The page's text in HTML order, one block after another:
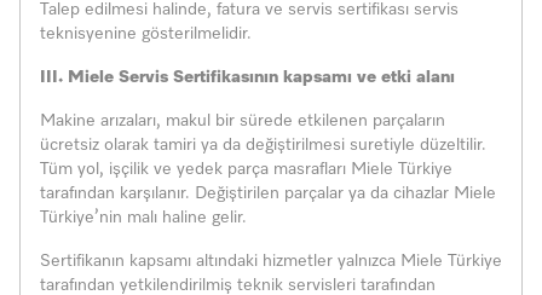
Talep edilmesi halinde, fatura ve servis sertifikası servis
teknisyenine gösterilmelidir.
III. Miele Servis Sertifikasının kapsamı ve etki alanı
Makine arızaları, makul bir sürede etkilenen parçaların
ücretsiz olarak tamiri ya da değiştirilmesi suretiyle düzeltilir.
Tüm yol, işçilik ve yedek parça masrafları Miele Türkiye
tarafından karşılanır. Değiştirilen parçalar ya da cihazlar Miele
Türkiye’nin malı haline gelir.
Sertifikanın kapsamı altındaki hizmetler yalnızca Miele Türkiye
tarafından yetkilendirilmiş teknik servisleri tarafından